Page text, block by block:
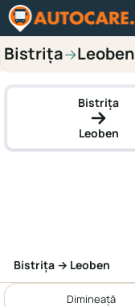
Bistriţa→Leoben
Bistriţa
Leoben
Bistriţa → Leoben
Dimineață